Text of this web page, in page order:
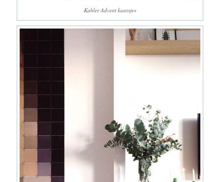
Kahler Advent kaarsjes